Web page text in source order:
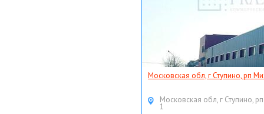
Московская обл, г Ступино, рп
Московская обл, г Ступино,
1